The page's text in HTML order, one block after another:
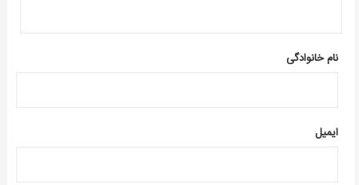
نام خانوادگی
ایمیل